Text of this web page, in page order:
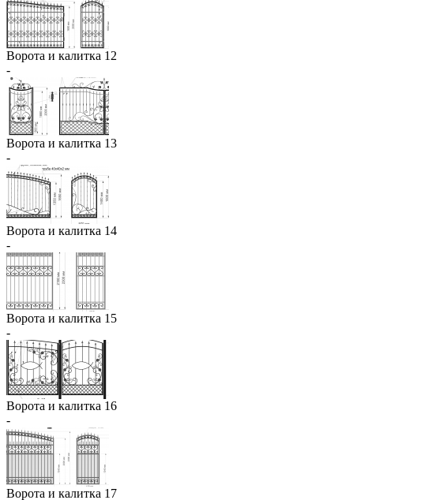
Ворота и калитка 12
-
Ворота и калитка 13
-
Ворота и калитка 14
-
Ворота и калитка 15
-
Ворота и калитка 16
-
Ворота и калитка 17